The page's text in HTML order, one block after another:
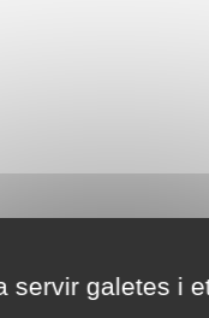
servir galetes i